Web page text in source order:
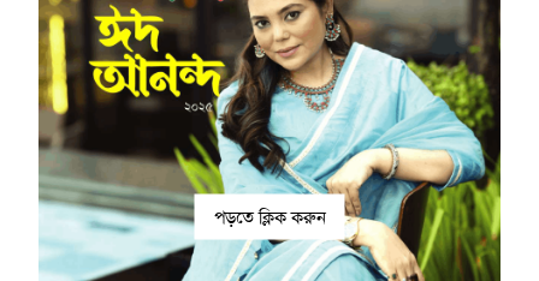
পড়তে ক্লিক করুন